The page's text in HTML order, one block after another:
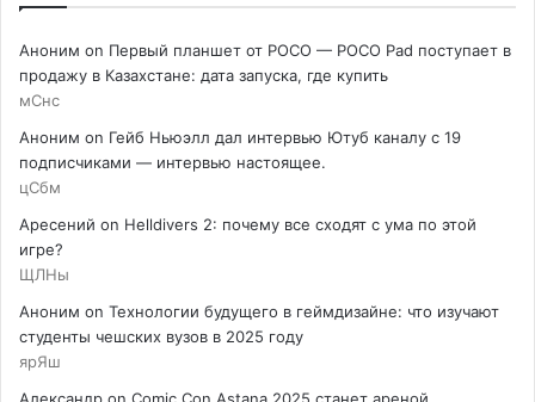
Аноним on Первый планшет от POCO — POCO Pad поступает в
продажу в Казахстане: дата запуска, где купить
мСнс
Аноним on Гейб Ньюэлл дал интервью Ютуб каналу с 19
подписчиками — интервью настоящее.
цСбм
Аресений on Helldivers 2: почему все сходят с ума по этой
игре?
ЩЛНы
Аноним on Технологии будущего в геймдизайне: что изучают
студенты чешских вузов в 2025 году
ярЯш